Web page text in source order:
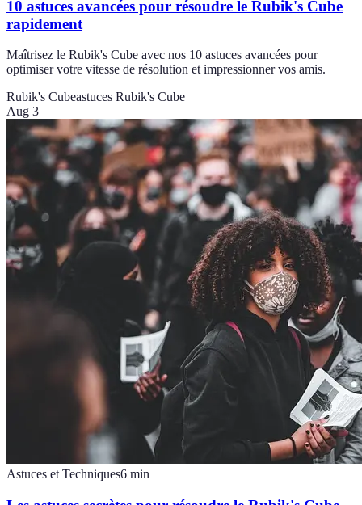
10 astuces avancées pour résoudre le Rubik's Cube
rapidement
Maîtrisez le Rubik's Cube avec nos 10 astuces avancées pour
optimiser votre vitesse de résolution et impressionner vos amis.
Rubik's Cubeastuces Rubik's Cube
Aug 3
Astuces et Techniques6 min